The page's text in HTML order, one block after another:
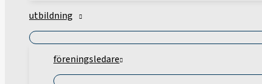
utbildning
föreningsledare